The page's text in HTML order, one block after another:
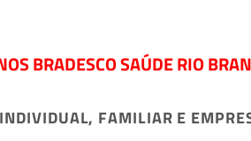
BRADESCO SAÚDE RIO
FAMILIAR E